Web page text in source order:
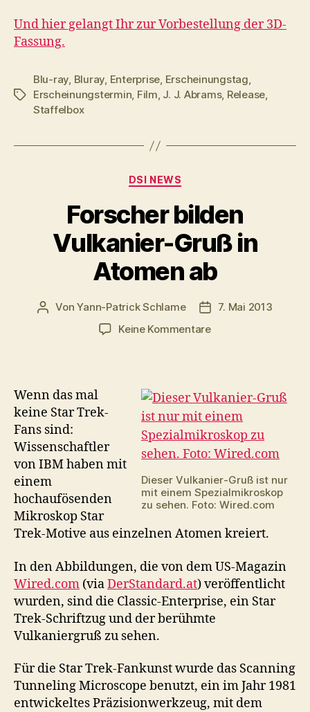
Und hier gelangt Ihr zur Vorbestellung der 3D-
Fassung.
Schlagwörter
Blu-ray, Bluray, Enterprise, Erscheinungstag,
Erscheinungstermin, Film, J. J. Abrams, Release,
Staffelbox
Kategorien
DSI NEWS
Forscher bilden
Vulkanier-Gruß in
Atomen ab
Beitragsautor
VonYann-Patrick Schlame
7. Mai 2013
Keine Kommentarezu
in
Atomen
ab
Dieser Vulkanier-Gruß ist nur
mit einem Spezialmikroskop
zu sehen. Foto: Wired.com
Wenn das mal
keine Star Trek-
Fans sind:
Wissenschaftler
von IBM haben mit
einem
hochaufösenden
Mikroskop Star
Trek-Motive aus einzelnen Atomen kreiert.
In den Abbildungen, die von dem US-Magazin
Wired.com (viaDerStandard.at) veröffentlicht
wurden, sind die Classic-Enterprise, ein Star
Trek-Schriftzug und der berühmte
Vulkaniergruß zu sehen.
Für die Star Trek-Fankunst wurde das Scanning
Tunneling Microscope benutzt, ein im Jahr 1981
entwickeltes Präzisionwerkzeug, mit dem